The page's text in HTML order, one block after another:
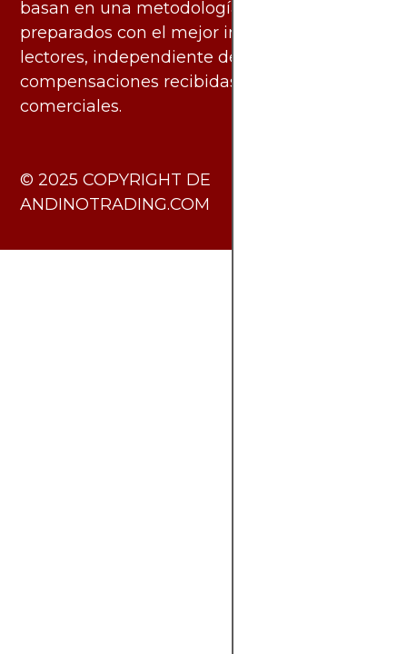
basan en una metodología imparcial y están
preparados con el mejor interés de los
lectores, independiente de las
compensaciones recibidas de socios
comerciales.
​© 2025 COPYRIGHT DE
ANDINOTRADING.COM